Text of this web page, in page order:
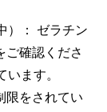
）： ゼラチン
確認くださ
ます。
限をされてい